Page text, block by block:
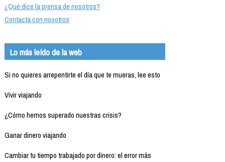
¿Qué dice la prensa de nosotros?
Contacta con nosotros
Lo más leído de la web
Si no quieres arrepentirte el día que te mueras, lee esto
Vivir viajando
¿Cómo hemos superado nuestras crisis?
Ganar dinero viajando
Cambiar tu tiempo trabajado por dinero: el error más